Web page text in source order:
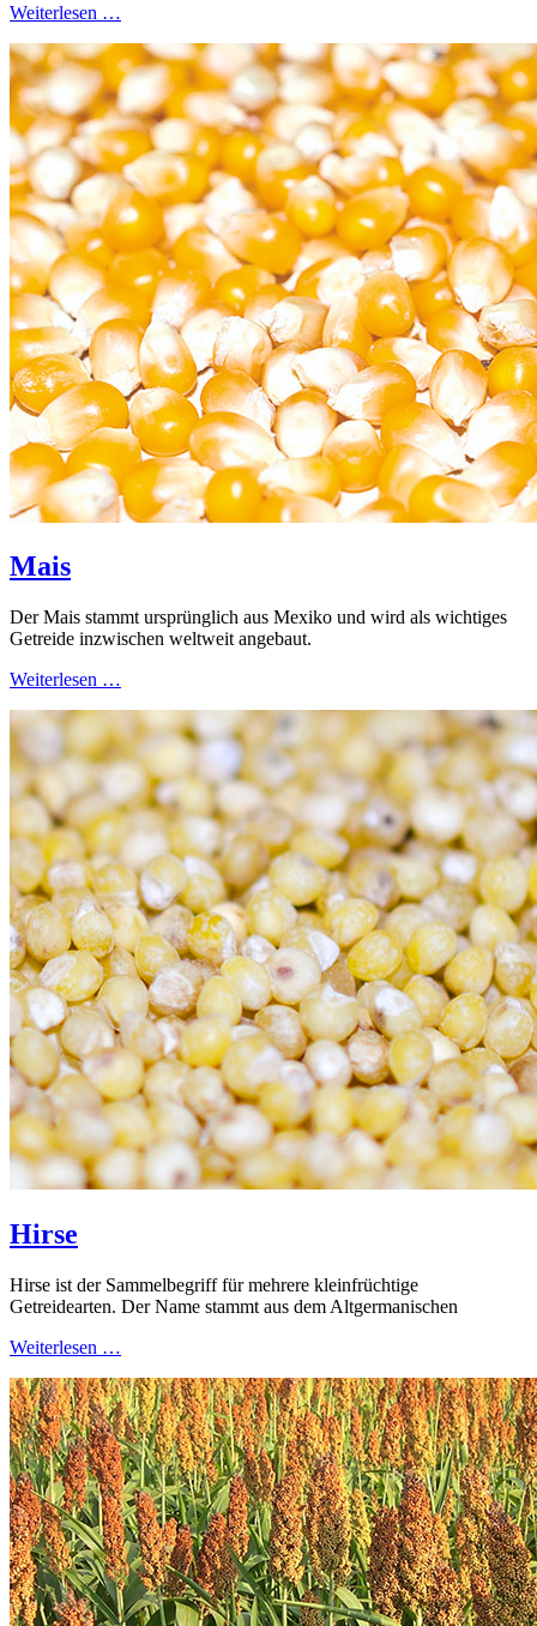
Weiterlesen …
Mais
Der Mais stammt ursprünglich aus Mexiko und wird als wichtiges
Getreide inzwischen weltweit angebaut.
Weiterlesen …
Hirse
Hirse ist der Sammelbegriff für mehrere kleinfrüchtige
Getreidearten. Der Name stammt aus dem Altgermanischen
Weiterlesen …